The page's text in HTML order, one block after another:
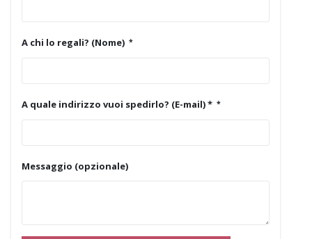
A chi lo regali? (Nome)
A quale indirizzo vuoi spedirlo? (E-mail) *
Messaggio (opzionale)